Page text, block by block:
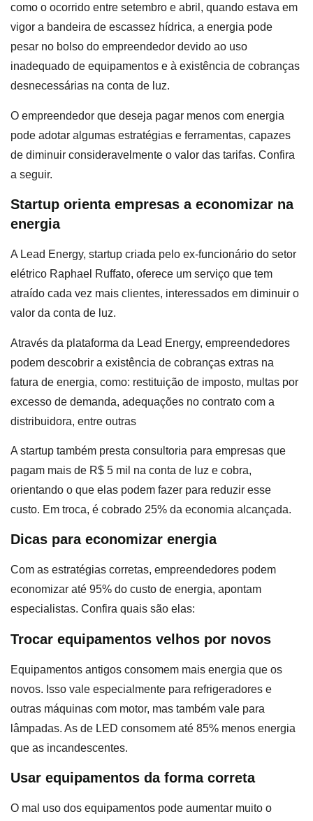
como o ocorrido entre setembro e abril, quando estava em
vigor a bandeira de escassez hídrica, a energia pode
pesar no bolso do empreendedor devido ao uso
inadequado de equipamentos e à existência de cobranças
desnecessárias na conta de luz.
O empreendedor que deseja pagar menos com energia
pode adotar algumas estratégias e ferramentas, capazes
de diminuir consideravelmente o valor das tarifas. Confira
a seguir.
Startup orienta empresas a economizar na
energia
A Lead Energy, startup criada pelo ex-funcionário do setor
elétrico Raphael Ruffato, oferece um serviço que tem
atraído cada vez mais clientes, interessados em diminuir o
valor da conta de luz.
Através da plataforma da Lead Energy, empreendedores
podem descobrir a existência de cobranças extras na
fatura de energia, como: restituição de imposto, multas por
excesso de demanda, adequações no contrato com a
distribuidora, entre outras
A startup também presta consultoria para empresas que
pagam mais de R$ 5 mil na conta de luz e cobra,
orientando o que elas podem fazer para reduzir esse
custo. Em troca, é cobrado 25% da economia alcançada.
Dicas para economizar energia
Com as estratégias corretas, empreendedores podem
economizar até 95% do custo de energia, apontam
especialistas. Confira quais são elas:
Trocar equipamentos velhos por novos
Equipamentos antigos consomem mais energia que os
novos. Isso vale especialmente para refrigeradores e
outras máquinas com motor, mas também vale para
lâmpadas. As de LED consomem até 85% menos energia
que as incandescentes.
Usar equipamentos da forma correta
O mal uso dos equipamentos pode aumentar muito o